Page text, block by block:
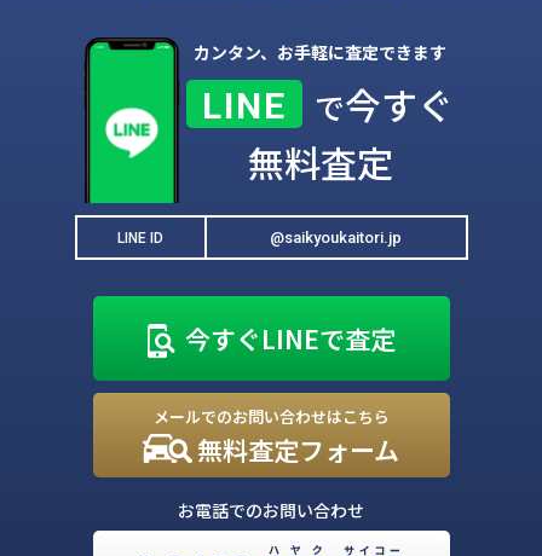
カンタン、お手軽に査定できます
LINE で今すぐ
無料査定
LINE ID @saikyoukaitori.jp
今すぐLINEで査定
メールでのお問い合わせはこちら
無料査定フォーム
お電話でのお問い合わせ